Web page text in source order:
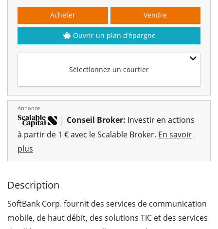
Sélectionnez un courtier
Acheter Vendre
Ouvrir un plan d’épargne
Annonce
| Conseil Broker: Investir en actions
à partir de 1 € avec le Scalable Broker. En savoir
plus
Description
SoftBank Corp. fournit des services de communication
mobile, de haut débit, des solutions TIC et des services